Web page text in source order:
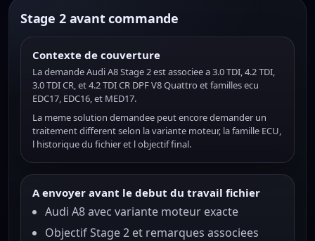
Stage 2 avant commande
Contexte de couverture
La demande Audi A8 Stage 2 est associee a 3.0 TDI, 4.2 TDI,
3.0 TDI CR, et 4.2 TDI CR DPF V8 Quattro et familles ecu
EDC17, EDC16, et MED17.
La meme solution demandee peut encore demander un
traitement different selon la variante moteur, la famille ECU,
l historique du fichier et l objectif final.
A envoyer avant le debut du travail fichier
Audi A8 avec variante moteur exacte
Objectif Stage 2 et remarques associees